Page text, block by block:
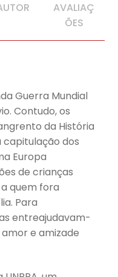
AVALIAÇ
ÕES
Guerra Mundial
Contudo, os
da História
dos
Europa
de crianças
quem fora
Para
entreajudavam-
e amizade